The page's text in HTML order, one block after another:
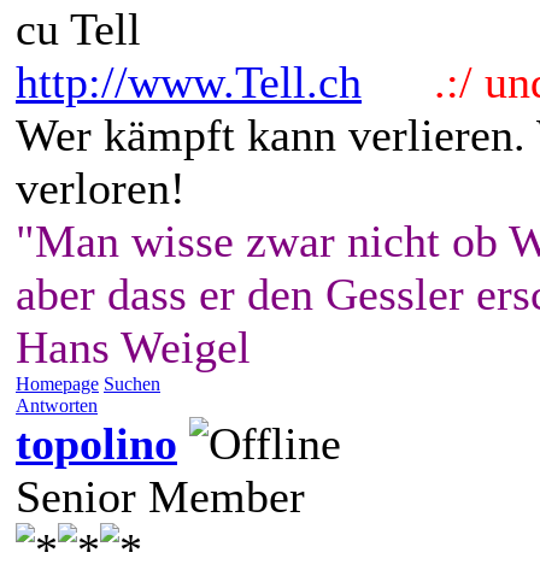
cu Tell
http://www.Tell.ch
.:/
Wer kämpft kann
verloren!
"Man wisse zwar nicht ob
aber dass er den Gessler
Hans Weigel
Homepage Suchen
Antworten
topolino
Senior Member